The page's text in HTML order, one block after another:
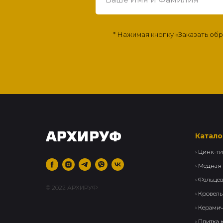
* Нажимая кнопку «Заказать
© 2022 АРХИРУФ
› Цинк-
›
›
›
›
› Плитка